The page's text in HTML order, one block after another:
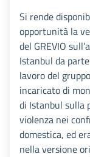
Si rende
opportunità la
del GREVIO
Istanbul da
lavoro del
incaricato di
di Istanbul sulla
violenza nei
domestica, ed
nella versione